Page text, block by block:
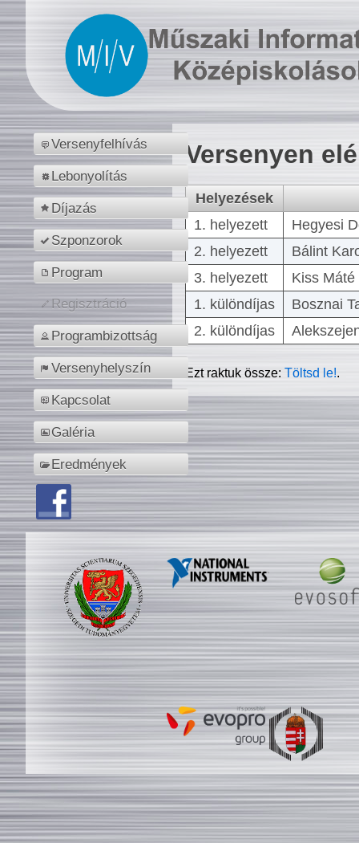
Versenyfelhívás
Lebonyolítás
Díjazás
Szponzorok
Program
Regisztráció
Programbizottság
Versenyhelyszín
Kapcsolat
Galéria
Eredmények
Versenyen
Helyezések
1. helyezett
Hegyesi
2. helyezett
Bálint
3. helyezett
Kiss
1. különdíjas
Bosznai
2. különdíjas
Ezt raktuk össze:Töltsd le!.